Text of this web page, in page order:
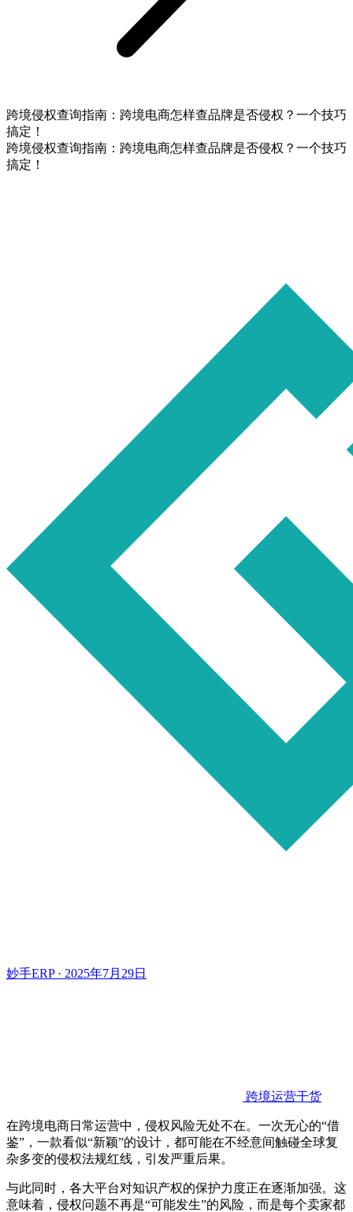
跨境侵权查询指南：跨境电商怎样查品牌是否侵权？一个技巧
搞定！
跨境侵权查询指南：跨境电商怎样查品牌是否侵权？一个技巧
搞定！
妙手ERP · 2025年7月29日
跨境运营干货
在跨境电商日常运营中，侵权风险无处不在。一次无心的“借
鉴”，一款看似“新颖”的设计，都可能在不经意间触碰全球复
杂多变的侵权法规红线，引发严重后果。
与此同时，各大平台对知识产权的保护力度正在逐渐加强。这
意味着，侵权问题不再是“可能发生”的风险，而是每个卖家都